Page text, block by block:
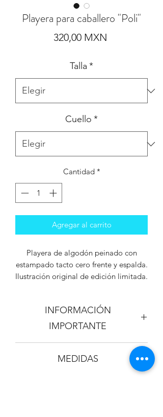
Playera para caballero "Poli"
320,00 MXN
Talla *
Cuello *
Cantidad *
Agregar al carrito
Playera de algodón peinado con
estampado tacto cero frente y espalda.
Ilustración original de edición limitada.
INFORMACIÓN
IMPORTANTE
estampado pueden variar + / - 5% al
que se aprecia en la imagen virtual.
MEDIDAS